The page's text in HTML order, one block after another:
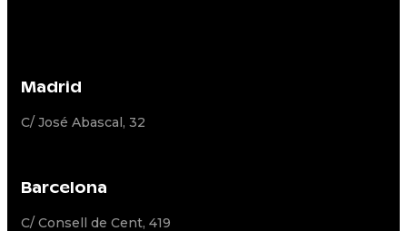
Madrid
C/ José Abascal, 32
Barcelona
C/ Consell de Cent, 419